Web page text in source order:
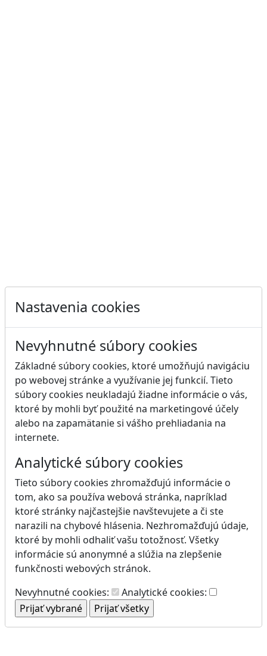
Nastavenia cookies
Nevyhnutné súbory cookies
Základné súbory cookies, ktoré umožňujú navigáciu
po webovej stránke a využívanie jej funkcií. Tieto
súbory cookies neukladajú žiadne informácie o vás,
ktoré by mohli byť použité na marketingové účely
alebo na zapamätanie si vášho prehliadania na
internete.
Analytické súbory cookies
Tieto súbory cookies zhromažďujú informácie o
tom, ako sa používa webová stránka, napríklad
ktoré stránky najčastejšie navštevujete a či ste
narazili na chybové hlásenia. Nezhromažďujú údaje,
ktoré by mohli odhaliť vašu totožnosť. Všetky
informácie sú anonymné a slúžia na zlepšenie
funkčnosti webových stránok.
Nevyhnutné cookies:
Analytické cookies: